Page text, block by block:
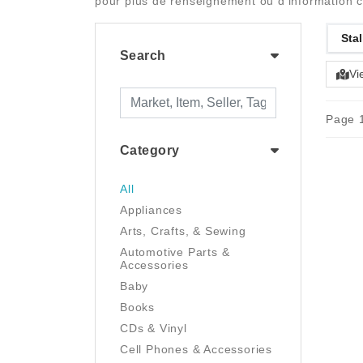
Search
Category
All
Appliances
Arts, Crafts, & Sewing
Automotive Parts &
Accessories
Baby
Books
CDs & Vinyl
Cell Phones & Accessories
Page